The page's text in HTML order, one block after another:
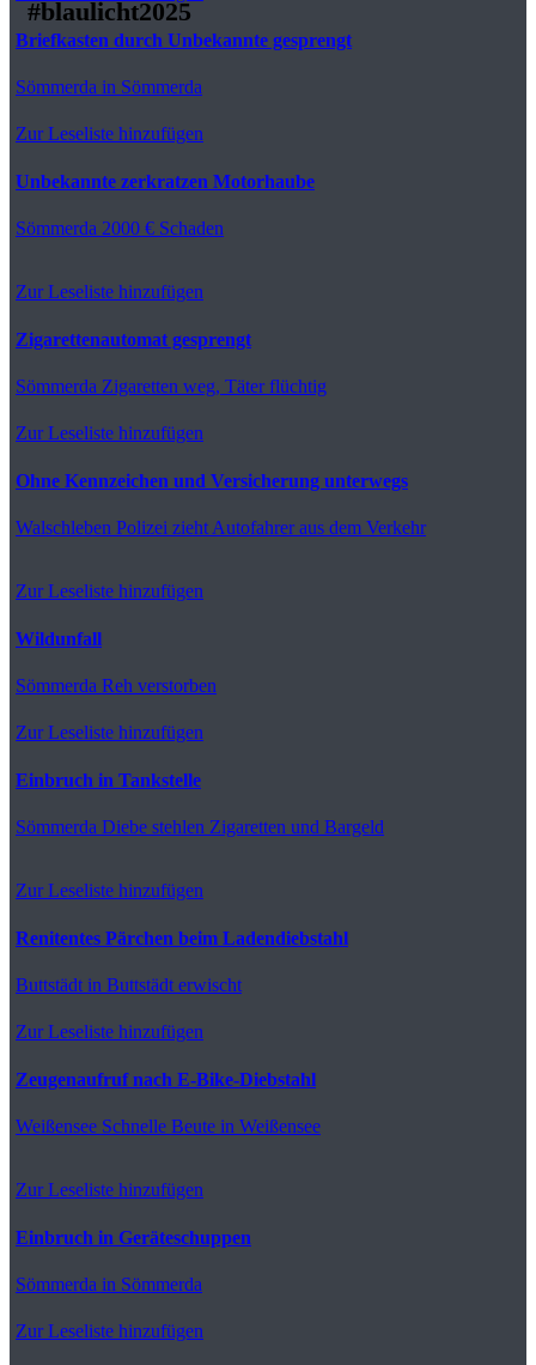
#blaulicht2025
Briefkasten durch Unbekannte gesprengt
Sömmerda in Sömmerda
Zur Leseliste hinzufügen
Unbekannte zerkratzen Motorhaube
Sömmerda 2000 € Schaden
Zur Leseliste hinzufügen
Zigarettenautomat gesprengt
Sömmerda Zigaretten weg, Täter flüchtig
Zur Leseliste hinzufügen
Ohne Kennzeichen und Versicherung unterwegs
Walschleben Polizei zieht Autofahrer aus dem Verkehr
Zur Leseliste hinzufügen
Wildunfall
Sömmerda Reh verstorben
Zur Leseliste hinzufügen
Einbruch in Tankstelle
Sömmerda Diebe stehlen Zigaretten und Bargeld
Zur Leseliste hinzufügen
Renitentes Pärchen beim Ladendiebstahl
Buttstädt in Buttstädt erwischt
Zur Leseliste hinzufügen
Zeugenaufruf nach E-Bike-Diebstahl
Weißensee Schnelle Beute in Weißensee
Zur Leseliste hinzufügen
Einbruch in Geräteschuppen
Sömmerda in Sömmerda
Zur Leseliste hinzufügen